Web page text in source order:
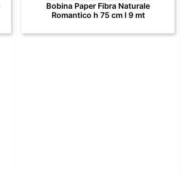
Bobina Paper Fibra Naturale
Romantico h 75 cm l 9 mt